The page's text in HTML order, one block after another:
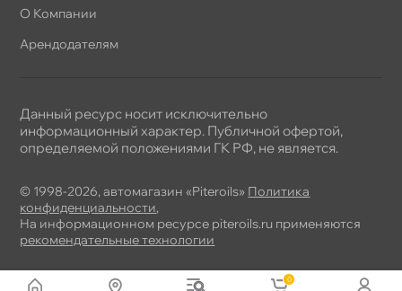
О Компании
Арендодателям
© 1998-2026, автомагазин «Piteroils» Политика
конфиденциальности,
На информационном ресурсе piteroils.ru применяются
рекомендательные технологии
Данный ресурс носит исключительно
информационный характер. Публичной офертой,
определяемой положениями ГК РФ, не является.
0